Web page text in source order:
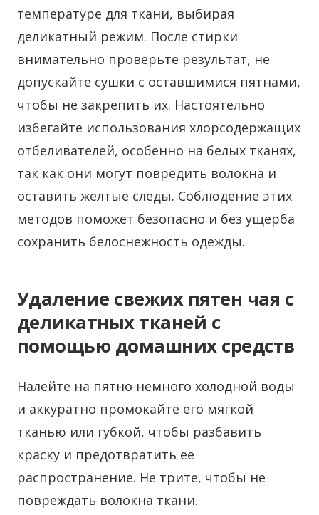
температуре для ткани, выбирая
деликатный режим. После стирки
внимательно проверьте результат, не
допускайте сушки с оставшимися пятнами,
чтобы не закрепить их. Настоятельно
избегайте использования хлорсодержащих
отбеливателей, особенно на белых тканях,
так как они могут повредить волокна и
оставить желтые следы. Соблюдение этих
методов поможет безопасно и без ущерба
сохранить белоснежность одежды.
Удаление свежих пятен чая с
деликатных тканей с
помощью домашних средств
Налейте на пятно немного холодной воды
и аккуратно промокайте его мягкой
тканью или губкой, чтобы разбавить
краску и предотвратить ее
распространение. Не трите, чтобы не
повреждать волокна ткани.